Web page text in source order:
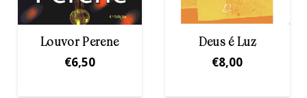
Deus é Luz
€8,00
Eucaristia
Libertadora